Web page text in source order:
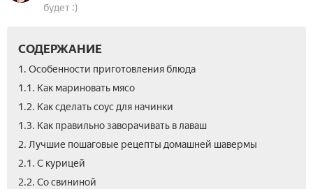
будет :)
СОДЕРЖАНИЕ
1. Особенности приготовления блюда
1.1. Как мариновать мясо
1.2. Как сделать соус для начинки
1.3. Как правильно заворачивать в лаваш
2. Лучшие пошаговые рецепты домашней шавермы
2.1. С курицей
2.2. Со свининой